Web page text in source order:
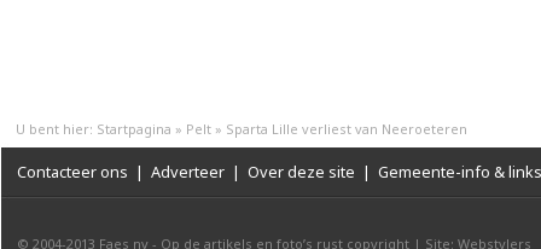
U bent hier: Startpagina » Pelt » Sparta Lille verliest van Neeroeteren
Contacteer ons | Adverteer | Over deze site | Gemeente-info & links
© 2004-2013 Faes nv - Op de artikels en foto’s rust copyright | Site: Webstylers